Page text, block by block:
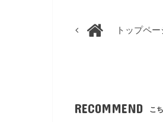
トップペ
RECOMMEND こ